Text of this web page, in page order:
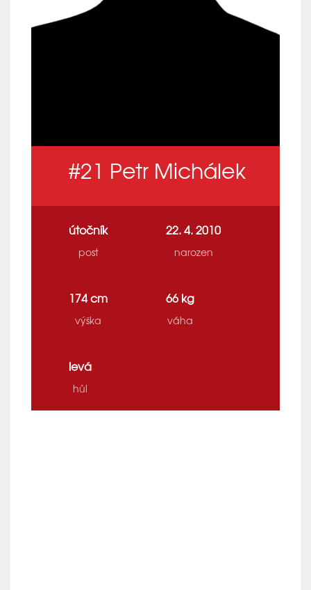
#21 Petr Michálek
útočník
post
22. 4. 2010
narozen
174 cm
výška
66 kg
váha
levá
hůl